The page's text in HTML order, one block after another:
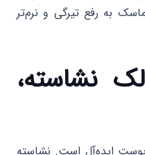
به رفع تیرگی و نرم‌تر
نشاسته،
ایده‌آل است. نشاسته